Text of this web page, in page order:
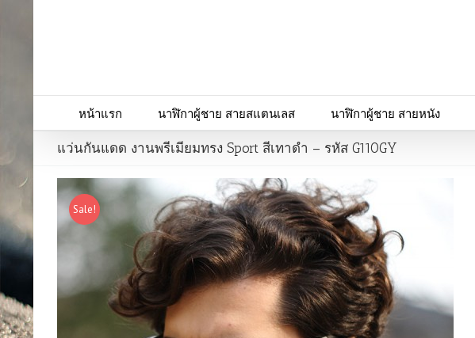
หน้าแรก นาฬิกาผู้ชาย สายสแตนเลส นาฬิกาผู้ชาย สายหนัง
แว่นกันแดด งานพรีเมียมทรง Sport สีเทาดำ – รหัส G110GY
Sale!